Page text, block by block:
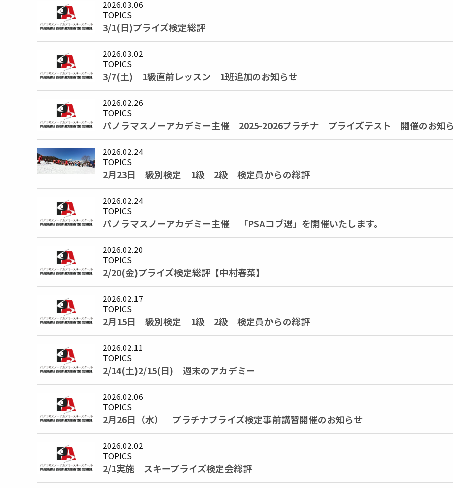
2026.03.06
TOPICS
3/1(日)プライズ検定総評
2026.03.02
TOPICS
3/7(土) 1級直前レッスン 1班追加のお知らせ
2026.02.26
TOPICS
パノラマスノーアカデミー主催 2025-2026プラチナ プライズテスト 開催のお知
2026.02.24
TOPICS
2月23日 級別検定 1級 2級 検定員からの総評
2026.02.24
TOPICS
パノラマスノーアカデミー主催 「PSAコブ選」を開催いたします。
2026.02.20
TOPICS
2/20(金)プライズ検定総評【中村春菜】
2026.02.17
TOPICS
2月15日 級別検定 1級 2級 検定員からの総評
2026.02.11
TOPICS
2/14(土)2/15(日) 週末のアカデミー
2026.02.06
TOPICS
2月26日（水） プラチナプライズ検定事前講習開催のお知らせ
2026.02.02
TOPICS
2/1実施 スキープライズ検定会総評